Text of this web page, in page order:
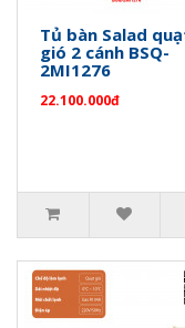
Tủ bàn Salad
gió 2 cánh BSQ-
2MI1276
22.100.000đ